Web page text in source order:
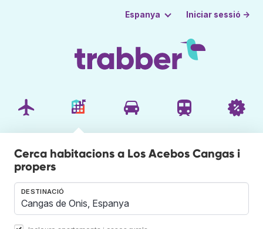
Espanya Iniciar sessió →
Cerca habitacions a Los Acebos Cangas i
propers
DESTINACIÓ